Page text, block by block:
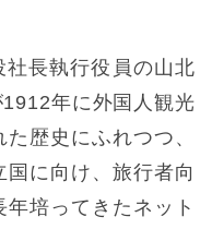
長執行役員の山北
年に外国人観光
歴史にふれつつ、
国に向け、旅行者向
培ってきたネット